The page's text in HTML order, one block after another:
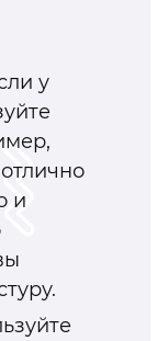
у
и